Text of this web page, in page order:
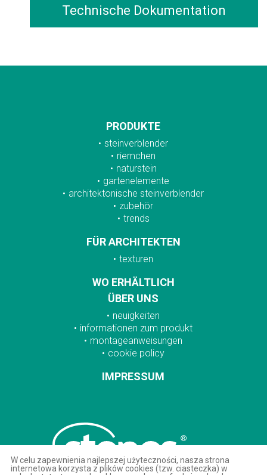
Technische Dokumentation
PRODUKTE
steinverblender
riemchen
naturstein
gartenelemente
architektonische steinverblender
zubehör
trends
FÜR ARCHITEKTEN
texturen
WO ERHÄLTLICH
ÜBER UNS
neuigkeiten
informationen zum produkt
montageanweisungen
cookie policy
IMPRESSUM
W celu zapewnienia najlepszej użyteczności, nasza strona
internetowa korzysta z plików cookies (tzw. ciasteczka) w